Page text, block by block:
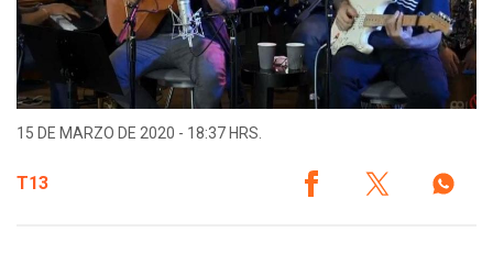
15 DE MARZO DE 2020 - 18:37 HRS.
T13